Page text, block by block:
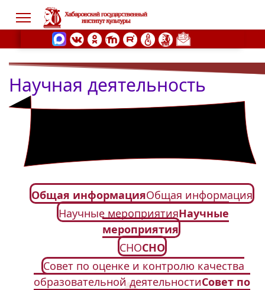
Научная деятельность
Общая информацияОбщая информация
Научные мероприятияНаучные
мероприятия
СНОСНО
Совет по оценке и контролю качества
образовательной деятельностиСовет по